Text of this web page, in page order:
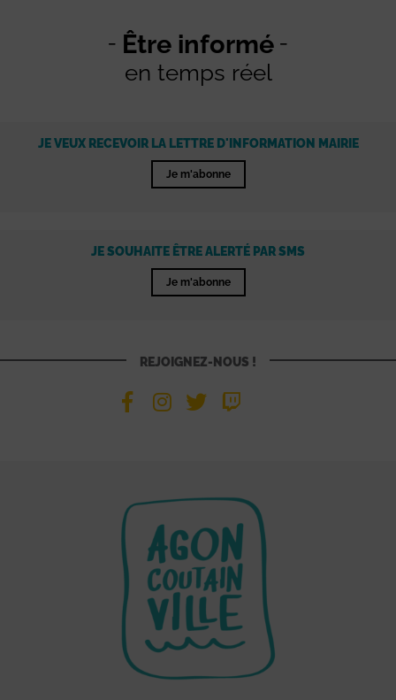
Être informé
en temps réel
JE VEUX RECEVOIR LA LETTRE D'INFORMATION MAIRIE
Je m'abonne
JE SOUHAITE ÊTRE ALERTÉ PAR SMS
Je m'abonne
REJOIGNEZ-NOUS !